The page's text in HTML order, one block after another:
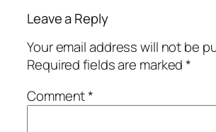
Leave a Reply
Your email address will not be
Required fields are marked*
Comment*